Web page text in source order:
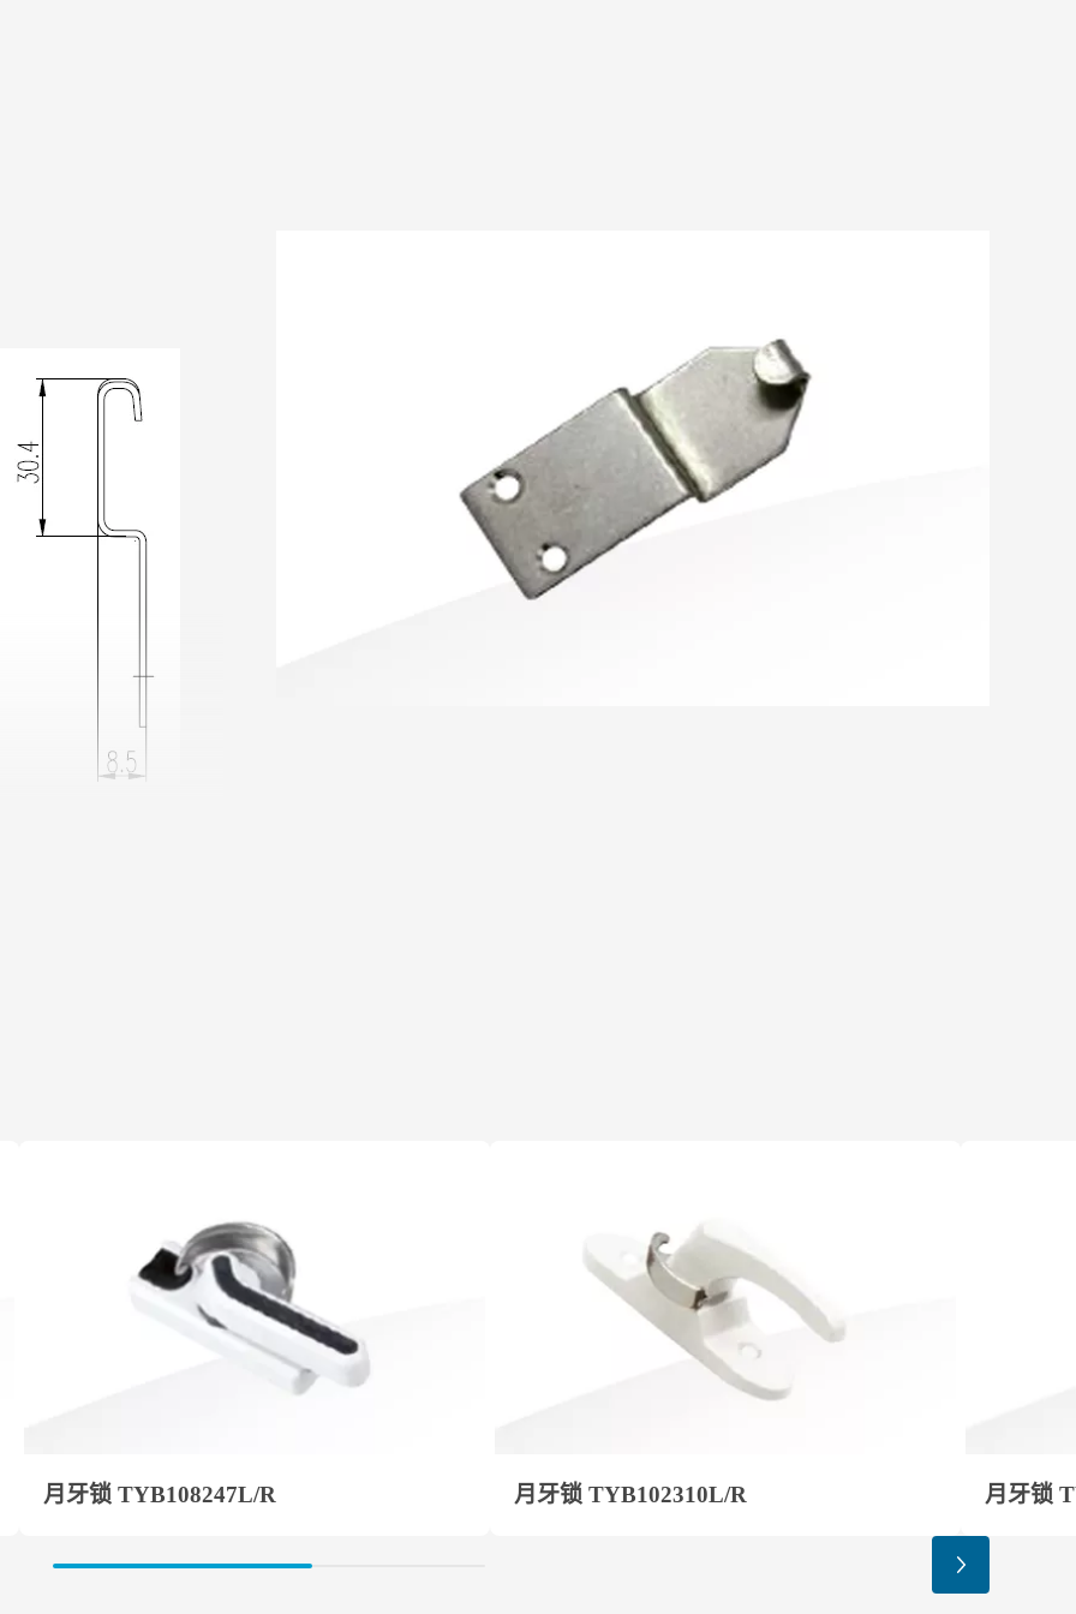
月牙锁 TYB108247L/R 月牙锁 TYB102310L/R 月牙锁